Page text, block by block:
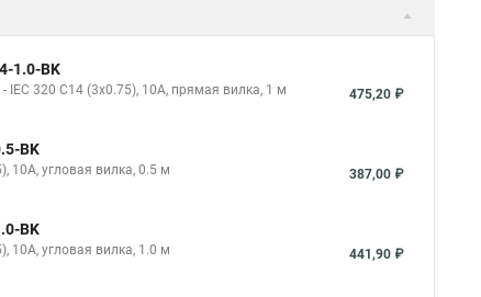
1.0-BK
IEC 320 C14 (3x0.75), 10A, прямая вилка, 1 м 475,20 ₽
BK
10A, угловая вилка, 0.5 м 387,00 ₽
BK
10A, угловая вилка, 1.0 м 441,90 ₽